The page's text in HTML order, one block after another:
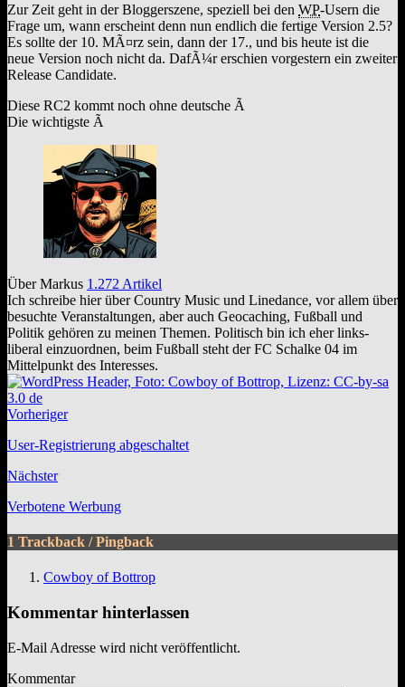
Zur Zeit geht in der Bloggerszene, speziell bei den WP-Usern die
Frage um, wann erscheint denn nun endlich die fertige Version 2.5?
Es sollte der 10. MÃ¤rz sein, dann der 17., und bis heute ist die
neue Version noch nicht da. DafÃ¼r erschien vorgestern ein zweiter
Release Candidate.
Diese RC2 kommt noch ohne deutsche Ã
Die wichtigste Ã
Über Markus 1.272 Artikel
Ich schreibe hier über Country Music und Linedance, vor allem über
besuchte Veranstaltungen, aber auch Geocaching, Fußball und
Politik gehören zu meinen Themen. Politisch bin ich eher links-
liberal einzuordnen, beim Fußball steht der FC Schalke 04 im
Mittelpunkt des Interesses.
Webseite
Facebook
Vorheriger
User-Registrierung abgeschaltet
Nächster
Verbotene Werbung
1 Trackback / Pingback
Cowboy of Bottrop
Kommentar hinterlassen
E-Mail Adresse wird nicht veröffentlicht.
Kommentar